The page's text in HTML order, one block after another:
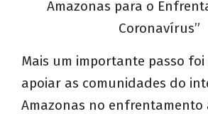
Amazonas para o
Coronavírus”
Mais um importante passo
apoiar as comunidades do
Amazonas no enfrentamento